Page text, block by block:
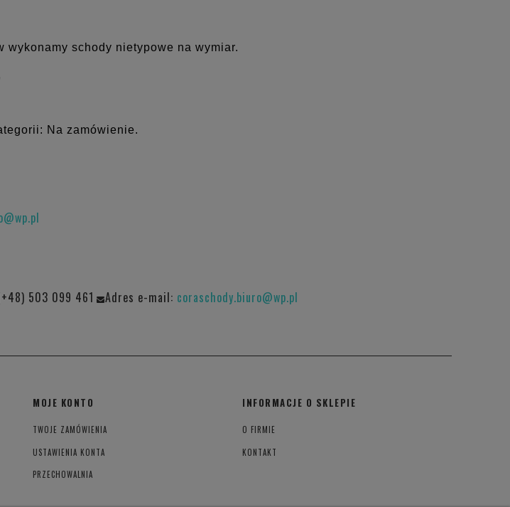
wykonamy schody nietypowe na wymiar.
Na zamówienie.
503 099 461 Adres e-mail: coraschody.biuro@wp.pl
MOJE KONTO
TWOJE ZAMÓWIENIA
USTAWIENIA KONTA
PRZECHOWALNIA
INFORMACJE O SKLEPIE
O FIRMIE
KONTAKT